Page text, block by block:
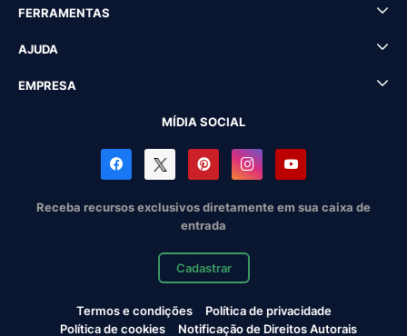
FERRAMENTAS
AJUDA
EMPRESA
MÍDIA SOCIAL
Receba recursos exclusivos diretamente em sua caixa de
entrada
Cadastrar
Termos e condições
Política de privacidade
Política de cookies
Notificação de Direitos Autorais